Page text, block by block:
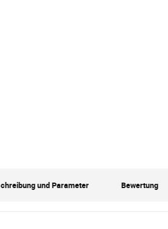
und Parameter Bewertung